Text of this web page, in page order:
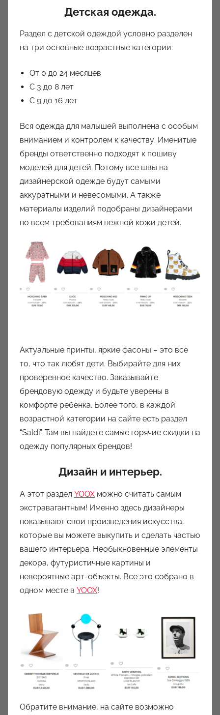
Детская одежда.
Раздел с детской одеждой условно разделен
на три основные возрастные категории:
От 0 до 24 месяцев
С 3 до 8 лет
С 9 до 16 лет
Вся одежда для малышей выполнена с особым
вниманием и контролем к качеству. Именитые
бренды ответственно подходят к пошиву
моделей для детей. Потому все швы на
дизайнерской одежде будут самыми
аккуратными и невесомыми. А также
материалы изделий подобраны дизайнерами
по всем требованиям нежной кожи детей.
Актуальные принты, яркие фасоны – это все
то, что так любят дети. Выбирайте для них
проверенное качество. Заказывайте
брендовую одежду и будьте уверены в
комфорте ребенка. Более того, в каждой
возрастной категории на сайте есть раздел
“Saldi”. Там вы найдете самые горячие скидки на
одежду популярных брендов!
Дизайн и интерьер.
А этот раздел YOOX можно считать самым
экстравагантным! Именно здесь дизайнеры
показывают свои произведения искусства,
которые вы можете выкупить и сделать частью
вашего интерьера. Необыкновенные элементы
декора, футуристичные картины и
невероятные арт-объекты. Все это собрано в
одном месте в YOOX!
Обратите внимание, на сайте возможно